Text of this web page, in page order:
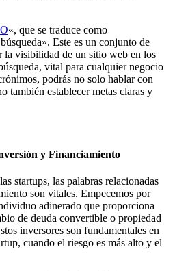
«, que se traduce como
Este es un conjunto de
la visibilidad de un sitio web en los
vital para cualquier negocio
podrás no solo hablar con
también establecer metas claras y
y Financiamiento
startups, las palabras relacionadas
son vitales. Empecemos por
adinerado que proporciona
de deuda convertible o propiedad
inversores son fundamentales en
cuando el riesgo es más alto y el